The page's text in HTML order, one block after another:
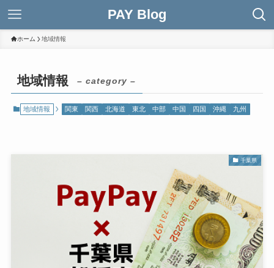
PAY Blog
ホーム 地域情報
地域情報 – category –
地域情報 関東 関西 北海道 東北 中部 中国 四国 沖縄 九州
千葉県